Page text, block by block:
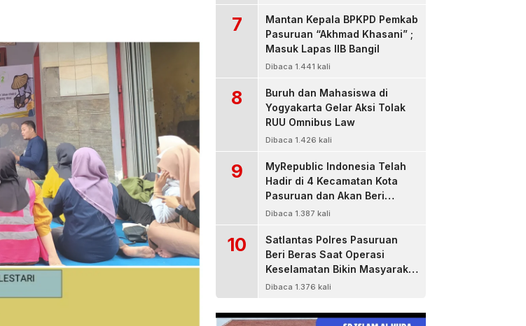
7
Mantan Kepala BPKPD Pemkab
Pasuruan “Akhmad Khasani” ;
Masuk Lapas IIB Bangil
Dibaca 1.441 kali
8
Buruh dan Mahasiswa di
Yogyakarta Gelar Aksi Tolak
RUU Omnibus Law
Dibaca 1.426 kali
9
MyRepublic Indonesia Telah
Hadir di 4 Kecamatan Kota
Pasuruan dan Akan Beri
Pelayanan Terbaik Untuk
Dibaca 1.387 kali
10
Satlantas Polres Pasuruan
Beri Beras Saat Operasi
Keselamatan Bikin Masyarakat
Senang
Dibaca 1.376 kali